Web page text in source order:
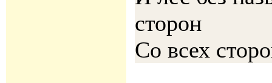
сторон
Со всех